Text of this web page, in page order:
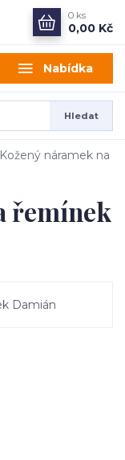
Nabídka
Hledat
0 ks
0,00 Kč
Kožený náramek na
řemínek